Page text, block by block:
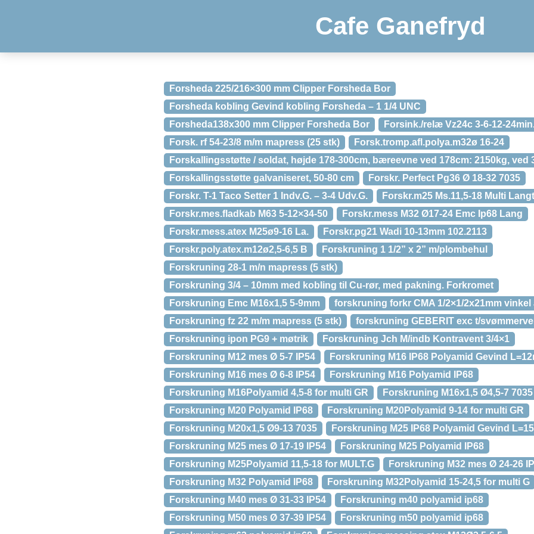
Cafe Ganefryd
Forsheda 225/216×300 mm Clipper Forsheda Bor
Forsheda kobling Gevind kobling Forsheda – 1 1/4 UNC
Forsheda138x300 mm Clipper Forsheda Bor
Forsink./relæ Vz24c 3-6-12-
Forsk. rf 54-23/8 m/m mapress (25 stk)
Forsk.tromp.afl.polya.m32ø 16-24
Forskallingsstøtte / soldat, højde 178-300cm, bæreevne ved 178cm: 2150kg, ved
Forskallingsstøtte galvaniseret, 50-80 cm
Forskr. Perfect Pg36 Ø 18-32 7035
Forskr. T-1 Taco Setter 1 Indv.G. – 3-4 Udv.G.
Forskr.m25 Ms.11,5-18 Multi Langt
Forskr.mes.fladkab M63 5-12×34-50
Forskr.mess M32 Ø17-24 Emc Ip68 Lang
Forskr.mess.atex M25ø9-16 La.
Forskr.pg21 Wadi 10-13mm 102.2113
Forskr.poly.atex.m12ø2,5-6,5 B
Forskruning 1 1/2” x 2” m/plombehul
Forskruning 28-1 m/n mapress (5 stk)
Forskruning 3/4 – 10mm med kobling til Cu-rør, med pakning. Forkromet
Forskruning Emc M16x1,5 5-9mm
forskruning forkr CMA 1/2×1/2x21mm
Forskruning fz 22 m/m mapress (5 stk)
forskruning GEBERIT exc t/
Forskruning ipon PG9 + møtrik
Forskruning Jch M/indb Kontravent 3/4×1
Forskruning M12 mes Ø 5-7 IP54
Forskruning M16 IP68 Polyamid Gevind
Forskruning M16 mes Ø 6-8 IP54
Forskruning M16 Polyamid IP68
Forskruning M16Polyamid 4,5-8 for multi GR
Forskruning M16x1,5 Ø4,5-7 7035
Forskruning M20 Polyamid IP68
Forskruning M20Polyamid 9-14 for multi GR
Forskruning M20x1,5 Ø9-13 7035
Forskruning M25 IP68 Polyamid Gevind
Forskruning M25 mes Ø 17-19 IP54
Forskruning M25 Polyamid IP68
Forskruning M25Polyamid 11,5-18 for MULT.G
Forskruning M32 mes Ø 24-26
Forskruning M32 Polyamid IP68
Forskruning M32Polyamid 15-24,5 for multi G
Forskruning M40 mes Ø 31-33 IP54
Forskruning m40 polyamid ip68
Forskruning M50 mes Ø 37-39 IP54
Forskruning m50 polyamid ip68